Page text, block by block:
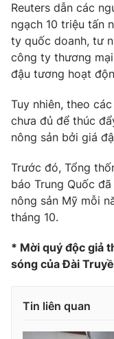
Thế giới đó đây
Câu chuyện quốc
Tài chính
Thị trường
Góc doanh nghiệp
Dữ liệu và đời
Truyền hình
Phim VTV
Hậu trường
Nhân vật
Khán giả
Giải sao mai
Giải trí
Điện ảnh
Âm nhạc
Sao
Đời sống
Du lịch
Làm đẹp
Chất lượng cuộc
Giáo dục
Tuyển sinh
Học trực tuyến
Công nghệ
Hitech Công nghệ
Reuters dẫn các
ngạch 10 triệu tấn
ty quốc doanh, tư
công ty thương
đậu tương hoạt
Tuy nhiên, theo
chưa đủ để thúc
nông sản bởi giá
Trước đó, Tổng
báo Trung Quốc
nông sản Mỹ mỗi
tháng 10.
* Mời quý độc giả
sóng của Đài
Tin liên quan